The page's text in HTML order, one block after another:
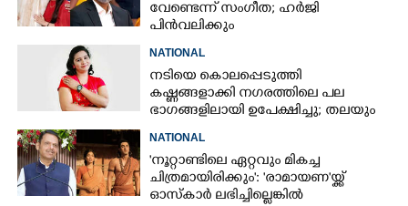
വേണ്ടെന്ന് സംഗീത; ഹർജി
പിൻവലിക്കും
NATIONAL
നടിയെ കൊലപ്പെടുത്തി
കഷ്ണങ്ങളാക്കി നഗരത്തിലെ പല
ഭാഗങ്ങളിലായി ഉപേക്ഷിച്ചു; തലയും
NATIONAL
'നൂറ്റാണ്ടിലെ ഏറ്റവും മികച്ച
ചിത്രമായിരിക്കും': 'രാമായണ'യ്ക്ക്
ഓസ്കാ‌ർ ലഭിച്ചില്ലെങ്കിൽ